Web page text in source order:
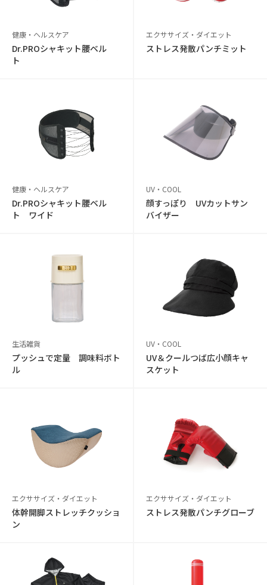
健康・ヘルスケア
Dr.PROシャキット腰ベル
ト
エクササイズ・ダイエット
ストレス発散パンチミット
健康・ヘルスケア
Dr.PROシャキット腰ベル
ト ワイド
UV・COOL
顔すっぽり UVカットサン
バイザー
生活雑貨
プッシュで定量 調味料ボト
ル
UV・COOL
UV＆クールつば広小顔キャ
スケット
エクササイズ・ダイエット
体幹開脚ストレッチクッショ
ン
エクササイズ・ダイエット
ストレス発散パンチグローブ